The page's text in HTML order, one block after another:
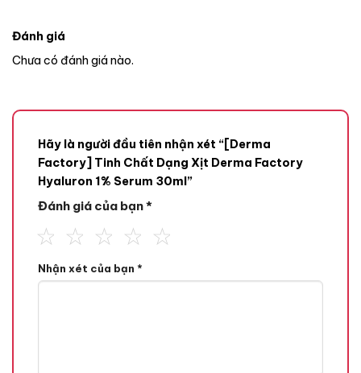
Đánh giá
Chưa có đánh giá nào.
Hãy là người đầu tiên nhận xét “[Derma
Factory] Tinh Chất Dạng Xịt Derma Factory
Hyaluron 1% Serum 30ml”
Đánh giá của bạn*
Nhận xét của bạn *